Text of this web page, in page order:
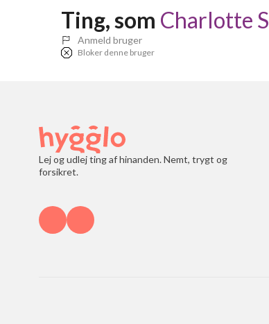
Ting, som Charlotte S
Anmeld bruger
Bloker denne bruger
Lej og udlej ting af hinanden. Nemt, trygt og
forsikret.